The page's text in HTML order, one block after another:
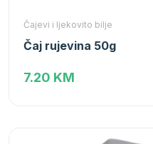
Čajevi i ljekovito bilje
Čaj rujevina 50g
7.20 KM